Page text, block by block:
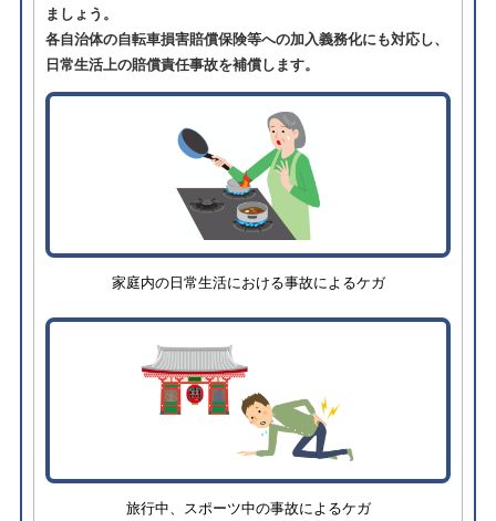
ましょう。
各自治体の自転車損害賠償保険等への加入義務化にも対応し、
日常生活上の賠償責任事故を補償します。
家庭内の日常生活における事故によるケガ
旅行中、スポーツ中の事故によるケガ